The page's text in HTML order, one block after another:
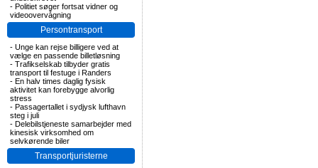
- Politiet søger fortsat vidner og
videoovervågning
Persontransport
- Unge kan rejse billigere ved at
vælge en passende billetløsning
- Trafikselskab tilbyder gratis
transport til festuge i Randers
- En halv times daglig fysisk
aktivitet kan forebygge alvorlig
stress
- Passagertallet i sydjysk lufthavn
steg i juli
- Delebilstjeneste samarbejder med
kinesisk virksomhed om
selvkørende biler
Transportjuristerne